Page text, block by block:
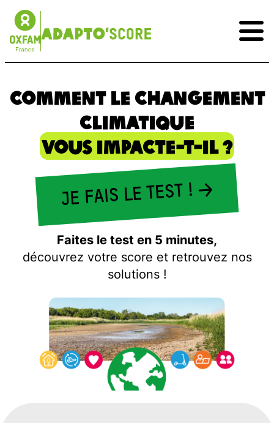
Comment le changement
climatique
vous impacte-t-il ?
JE FAIS LE TEST !
Faites le test en 5 minutes,
découvrez votre score et retrouvez nos
solutions !
Mon score
Comprendre
Oxfam France